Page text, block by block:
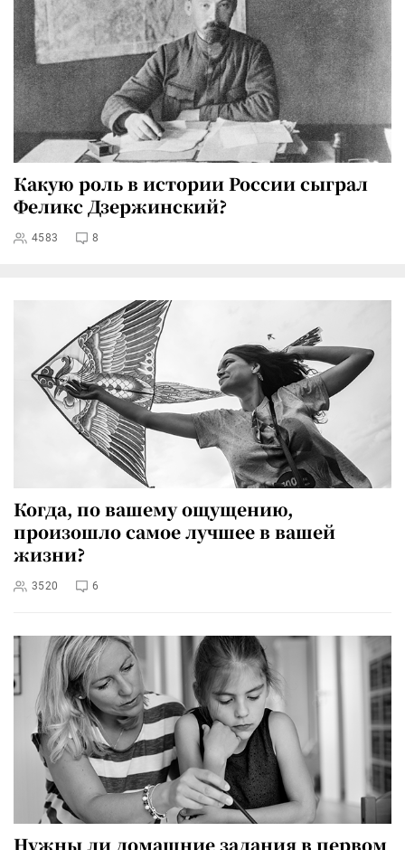
Какую роль в истории России сыграл
Феликс Дзержинский?
4583 8
Когда, по вашему ощущению,
произошло самое лучшее в вашей
жизни?
3520 6
Нужны ли домашние задания в первом